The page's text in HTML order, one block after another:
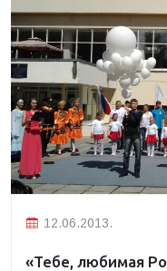
12.06.2013.
«Тебе, любимая